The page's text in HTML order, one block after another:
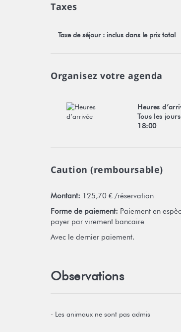
Taxes
Taxe de séjour : inclus dans le prix total
Organisez votre agenda
Heures
Tous les
18:00
Caution (remboursable)
Montant: 125,70 € /réservation
Forme de paiement: Paiement en
payer par virement bancaire
Avec le dernier paiement.
Observations
- Les animaux ne sont pas admis